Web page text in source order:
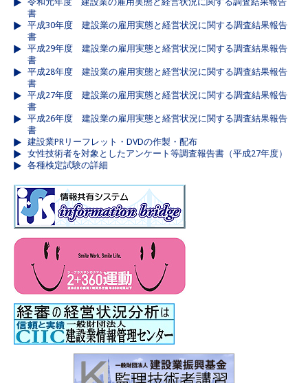
書
平成30年度 建設業の雇用実態と経営状況に関する調査結果報告
書
平成29年度 建設業の雇用実態と経営状況に関する調査結果報告
書
平成28年度 建設業の雇用実態と経営状況に関する調査結果報告
書
平成27年度 建設業の雇用実態と経営状況に関する調査結果報告
書
平成26年度 建設業の雇用実態と経営状況に関する調査結果報告
書
建設業PRリーフレット・DVDの作製・配布
女性技術者を対象としたアンケート等調査報告書（平成27年度）
各種検定試験の詳細